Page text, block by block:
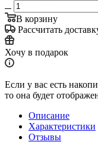
В корзину
Рассчитать
Хочу в подарок
Если у вас есть
то она будет
Описание
Характеристики
Отзывы